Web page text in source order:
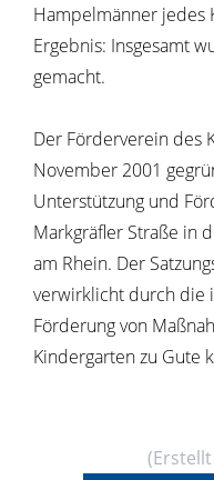
Hampelmänner jedes
Ergebnis: Insgesamt
gemacht.
Der Förderverein des
November 2001
Unterstützung und
Markgräfler Straße in
am Rhein. Der
verwirklicht durch die
Förderung von
Kindergarten zu Gute
(Erstellt